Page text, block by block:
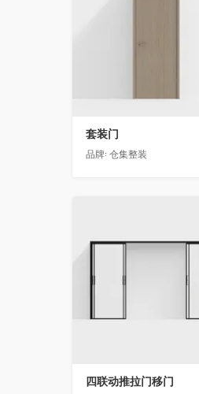
套装门
品牌: 仓集整装
四联动推拉门移门